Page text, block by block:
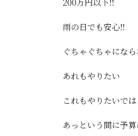
雨の日でも安心‼️
ぐちゃぐちゃにな
あれもやりたい
これもやりたいでは
あっという間に予